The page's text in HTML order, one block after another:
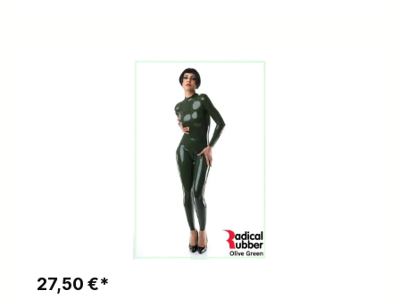
27,50 €*